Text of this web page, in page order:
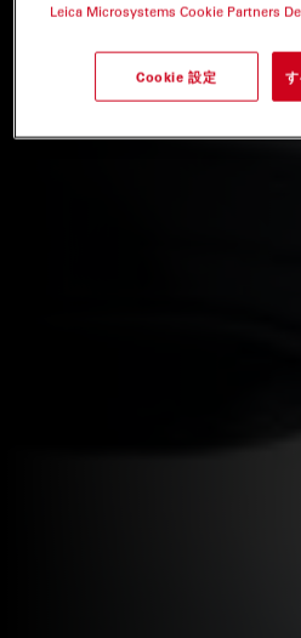
Leica Microsystems Cookie Partners
Cookie 設定